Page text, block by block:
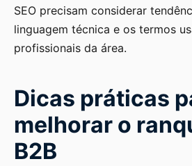
SEO precisam considerar
linguagem técnica e os termos
profissionais da área.
Dicas práticas
melhorar o
B2B